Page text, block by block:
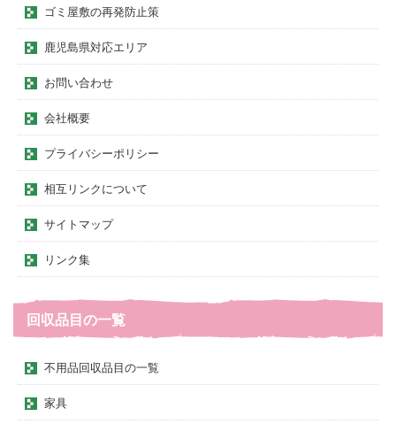
ゴミ屋敷の再発防止策
鹿児島県対応エリア
お問い合わせ
会社概要
プライバシーポリシー
相互リンクについて
サイトマップ
リンク集
回収品目の一覧
不用品回収品目の一覧
家具